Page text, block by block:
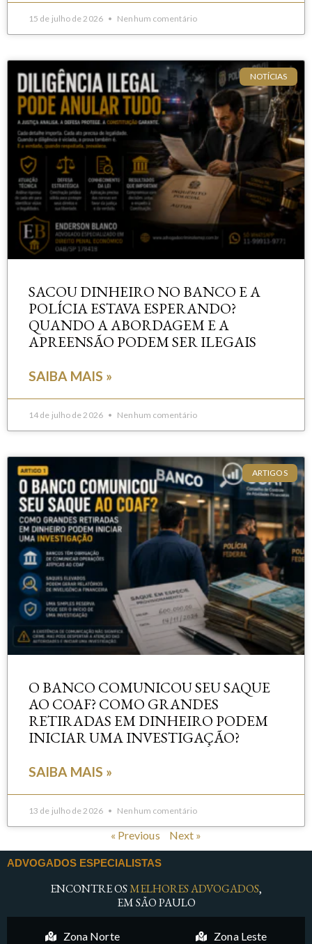
15 de julho de 2026 Nenhum comentário
NOTÍCIAS
SACOU DINHEIRO NO BANCO E A
POLÍCIA ESTAVA ESPERANDO?
QUANDO A ABORDAGEM E A
APREENSÃO PODEM SER ILEGAIS
SAIBA MAIS »
14 de julho de 2026 Nenhum comentário
ARTIGOS
O BANCO COMUNICOU SEU SAQUE
AO COAF? COMO GRANDES
RETIRADAS EM DINHEIRO PODEM
INICIAR UMA INVESTIGAÇÃO?
SAIBA MAIS »
13 de julho de 2026 Nenhum comentário
« Previous Next »
ADVOGADOS ESPECIALISTAS
ENCONTRE OSMELHORES ADVOGADOS,
EM SÃO PAULO
Zona Norte Zona Leste